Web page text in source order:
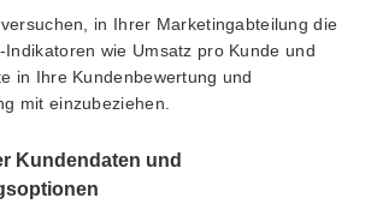
in Ihrer Marketingabteilung die
Indikatoren wie Umsatz pro Kunde und
in Ihre Kundenbewertung und
mit einzubeziehen.
Kundendaten und